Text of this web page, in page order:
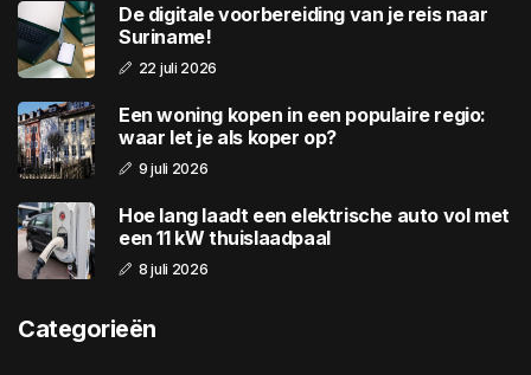
De digitale voorbereiding van je reis naar
Suriname!
22 juli 2026
Een woning kopen in een populaire regio:
waar let je als koper op?
9 juli 2026
Hoe lang laadt een elektrische auto vol met
een 11 kW thuislaadpaal
8 juli 2026
Categorieën